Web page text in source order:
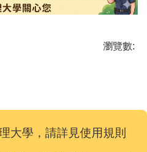
瀏覽數:
大學，請詳見使用規則